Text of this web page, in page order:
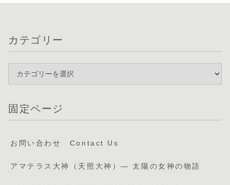
カテゴリー
固定ページ
お問い合わせ Contact Us
アマテラス大神（天照大神）— 太陽の女神の物語